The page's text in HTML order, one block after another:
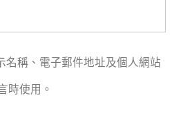
名稱、電子郵件地址及個人網站
時使用。